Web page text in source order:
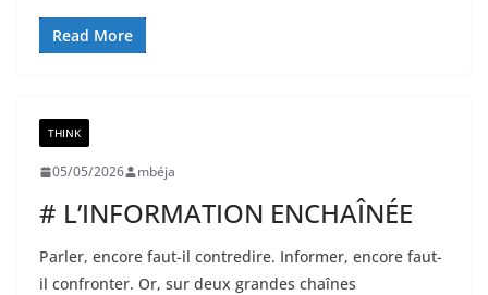
Read More
THINK
05/05/2026 mbéja
# L’INFORMATION ENCHAÎNÉE
Parler, encore faut-il contredire. Informer, encore faut-
il confronter. Or, sur deux grandes chaînes